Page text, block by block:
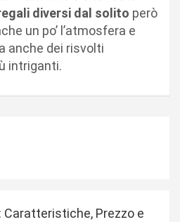
diversi dal solito però
un po’ l’atmosfera e
anche dei risvolti
intriganti.
Caratteristiche, Prezzo e